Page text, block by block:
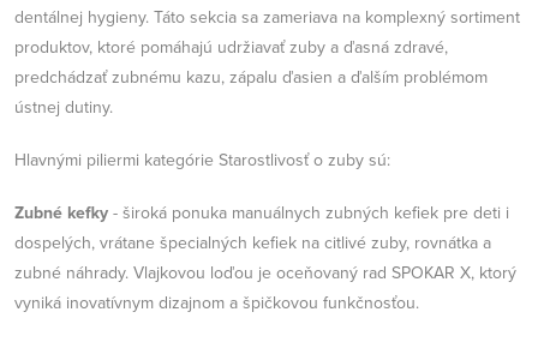
dentálnej hygieny. Táto sekcia sa zameriava na komplexný sortiment
produktov, ktoré pomáhajú udržiavať zuby a ďasná zdravé,
predchádzať zubnému kazu, zápalu ďasien a ďalším problémom
ústnej dutiny.
Hlavnými piliermi kategórie Starostlivosť o zuby sú:
Zubné kefky - široká ponuka manuálnych zubných kefiek pre deti i
dospelých, vrátane špecialných kefiek na citlivé zuby, rovnátka a
zubné náhrady. Vlajkovou loďou je oceňovaný rad SPOKAR X, ktorý
vyniká inovatívnym dizajnom a špičkovou funkčnosťou.